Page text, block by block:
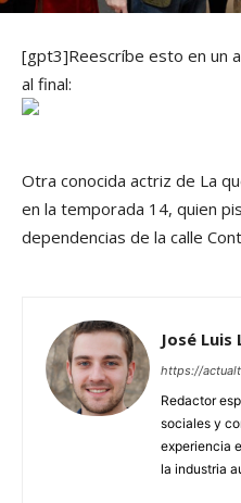
[gpt3]Reescríbe esto en un
al final:
Otra conocida actriz de La
en la temporada 14, quien
dependencias de la calle
José Luis
https://
Redactor
sociales y
experiencia
la industria